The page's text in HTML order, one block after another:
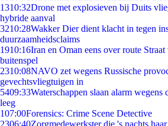
1310:32Drone met explosieven bij Duits
hybride aanval
3210:28Wakker Dier dient klacht in tegen
duurzaamheidsclaims
1910:16Iran en Oman eens over route
buitenspel
2310:08NAVO zet wegens Russische
gevechtsvliegtuigen in
5409:33Waterschappen slaan alarm wegens
leeg
107:00Forensics: Crime Scene Detective
2306:40Zorgmedewerkster die 's nachts